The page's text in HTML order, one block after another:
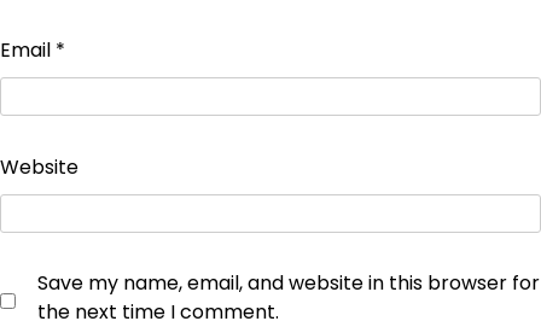
Email *
Website
Save my name, email, and website in this browser for
the next time I comment.